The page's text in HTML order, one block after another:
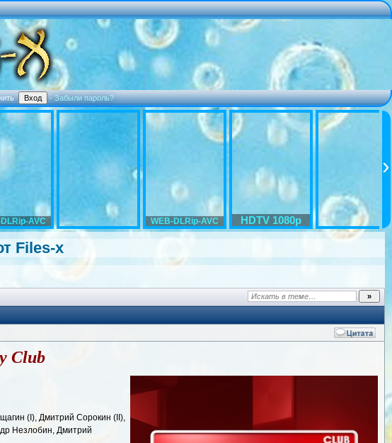
·Забыли пароль?
AVC WEB-DLRip-AVC HDTV 1080p
Files-x
Club
(I), Дмитрий Сорокин (II),
Незлобин, Дмитрий